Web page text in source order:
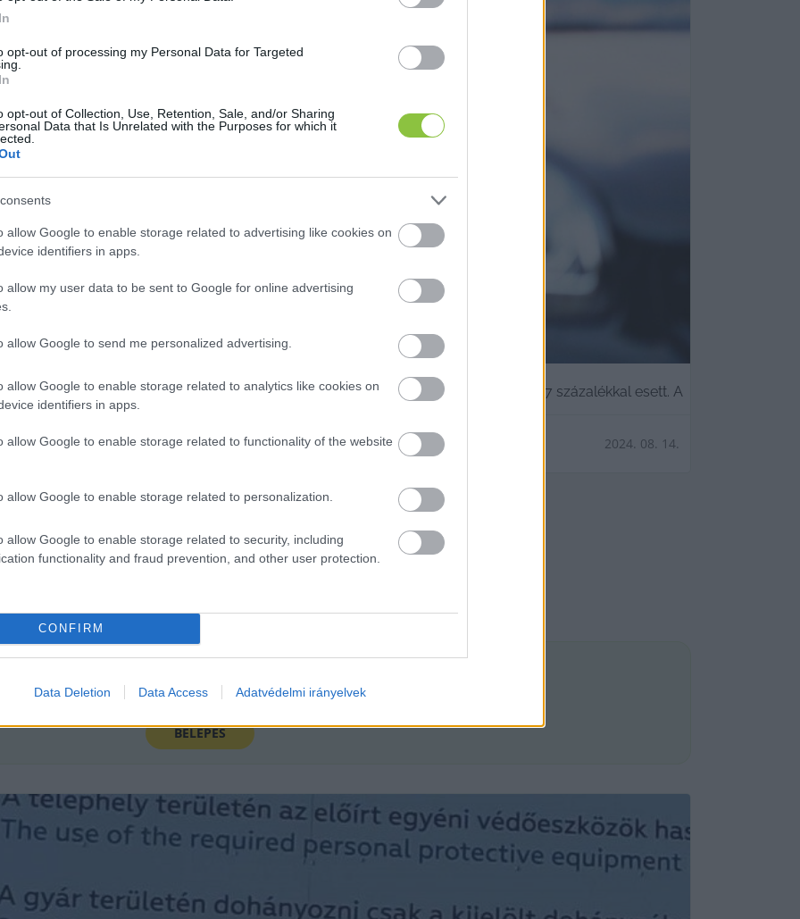
opt-out of processing my Personal Data for Targeted
opt-out of Collection, Use, Retention, Sale, and/or Sharing
Data that Is Unrelated with the Purposes for which it
allow Google to enable storage related to advertising like cookies on
identifiers in apps.
allow my user data to be sent to Google for online advertising
allow Google to send me personalized advertising.
allow Google to enable storage related to analytics like cookies on
identifiers in apps.
allow Google to enable storage related to functionality of the website
allow Google to enable storage related to personalization.
allow Google to enable storage related to security, including
functionality and fraud prevention, and other user protection.
CONFIRM
Data Deletion Data Access Adatvédelmi irányelvek
jelentősen visszaesett a termelés
a járműgyártás 12 százalékkal zsugorodott, az ipar pedig összességében 3,7 százalékkal esett. A
2024. 08. 14.
Lépj be a beszélgetéshez és hogy jobban megismerjük egymást.
BELÉPÉS